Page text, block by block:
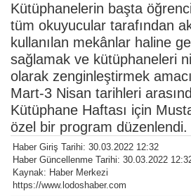
Kütüphanelerin başta
tüm okuyucular tarafından
kullanılan mekânlar haline
sağlamak ve kütüphaneleri
olarak zenginleştirmek
Mart-3 Nisan tarihleri
Kütüphane Haftası için
özel bir program düzenlendi.
Haber Giriş Tarihi: 30.03.2022 12:32
Haber Güncellenme Tarihi: 30.03.2022
Kaynak: Haber Merkezi
https://www.lodoshaber.com